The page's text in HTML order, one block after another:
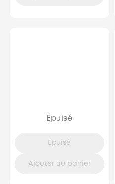
Épuisé
Épuisé
Ajouter au panier